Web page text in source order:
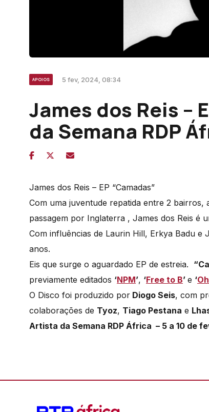
APOIOS 5 fev, 2024, 08:34
James dos Reis –
da Semana RDP
James dos Reis – EP “Camadas”
Com uma juventude repatida entre 2
passagem por Inglaterra , James dos Reis é
Com influências de Laurin Hill, Erkya Badu e
anos.
Eis que surge o aguardado EP de estreia.
previamente editados ‘NPM’, ‘Free to B’ e ‘
O Disco foi produzido por Diogo Seis, com
colaborações de Tyoz, Tiago Pestana e
Artista da Semana RDP África – 5 a 10 de